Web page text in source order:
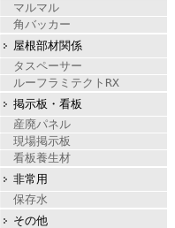
マルマル
角バッカー
屋根部材関係
タスペーサー
ルーフラミテクトRX
掲示板・看板
産廃パネル
現場掲示板
看板養生材
非常用
保存水
その他